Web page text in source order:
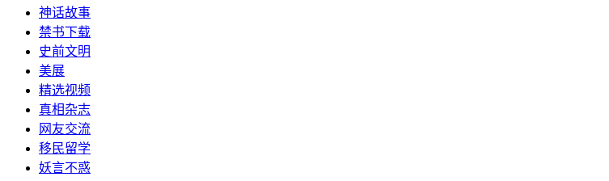
神话故事
禁书下载
史前文明
美展
精选视频
真相杂志
网友交流
移民留学
妖言不惑